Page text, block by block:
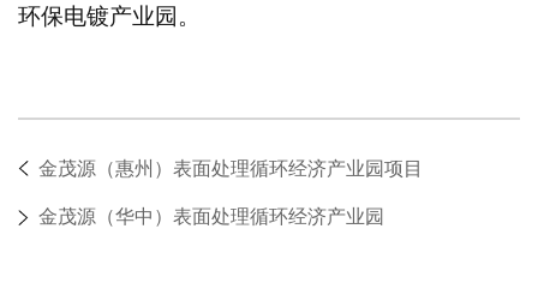
环保电镀产业园。
金茂源（惠州）表面处理循环经济产业园项目
金茂源（华中）表面处理循环经济产业园